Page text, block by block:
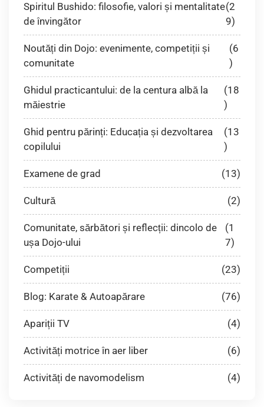
Spiritul Bushido: filosofie, valori și mentalitate
de învingător
(2
9)
Noutăți din Dojo: evenimente, competiții și
comunitate
(6
)
Ghidul practicantului: de la centura albă la
măiestrie
(18
)
Ghid pentru părinți: Educația și dezvoltarea
copilului
(13
)
Examene de grad (13)
Cultură (2)
Comunitate, sărbători și reflecții: dincolo de
ușa Dojo-ului
(1
7)
Competiții (23)
Blog: Karate & Autoapărare (76)
Apariții TV (4)
Activități motrice în aer liber (6)
Activități de navomodelism (4)